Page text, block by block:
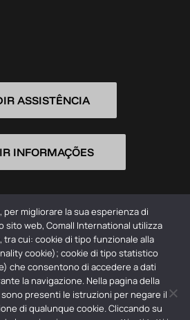
ASSISTÊNCIA
INFORMAÇÕES
Srl - Privacy Policy
| Registro imprese CCIIA dell’
per migliorare la sua esperienza di
sito web, Comall International utilizza
tra cui: cookie di tipo funzionale alla
cookie); cookie di tipo statistico
che consentono di accedere a dati
la navigazione. Nella pagina della
presenti le istruzioni per negare il
di qualunque cookie. Cliccando su